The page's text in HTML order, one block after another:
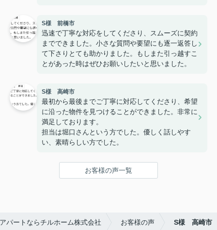
S様 前橋市
迅速で丁寧な対応をしてくださり、スムーズに契約
までできました。小さな質問や要望にも逐一返答し
て下さりとても助かりました。もしまた引っ越すこ
とがあった時はぜひお願いしたいと思いました。
S様 高崎市
最初から最後までご丁寧に対応してくださり、希望
に沿った物件を見つけることができました。非常に
満足しております。
担当は堀口さんという方でした。優しく話しやす
い、素晴らしい方でした。
お客様の声一覧
パートならチルホーム株式会社 お客様の声 S様 高崎市